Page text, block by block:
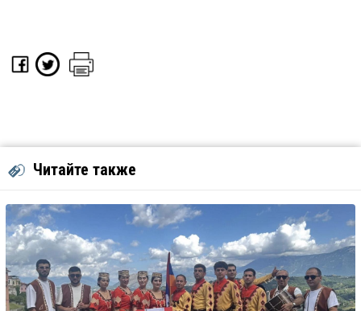
Читайте также